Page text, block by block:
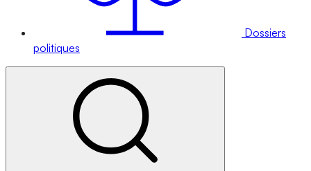
Dossiers
politiques